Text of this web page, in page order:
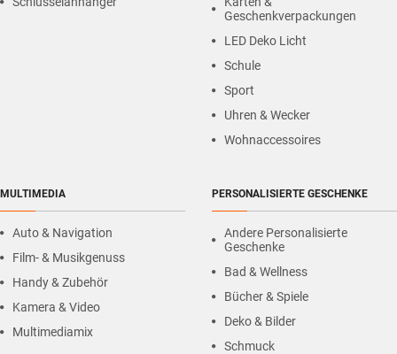
Geschenkverpackungen
LED Deko Licht
Schule
Sport
Uhren & Wecker
Wohnaccessoires
MULTIMEDIA
Auto & Navigation
Film- & Musikgenuss
Handy & Zubehör
Kamera & Video
Multimediamix
PERSONALISIERTE GESCHENKE
Andere Personalisierte
Geschenke
Bad & Wellness
Bücher & Spiele
Deko & Bilder
Schmuck